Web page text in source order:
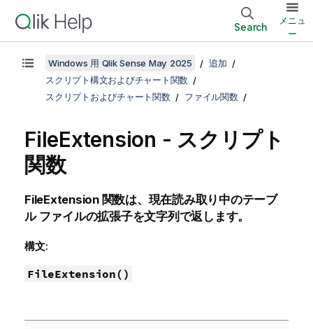
Search
メニュ
ー
Windows 用 Qlik Sense May 2025
追加
スクリプト構文およびチャート関数
スクリプトおよびチャート関数
ファイル関数
FileExtension - スクリプト
関数
FileExtension関数は、現在読み取り中のテーブ
ル ファイルの拡張子を文字列で返します。
構文:
FileExtension()